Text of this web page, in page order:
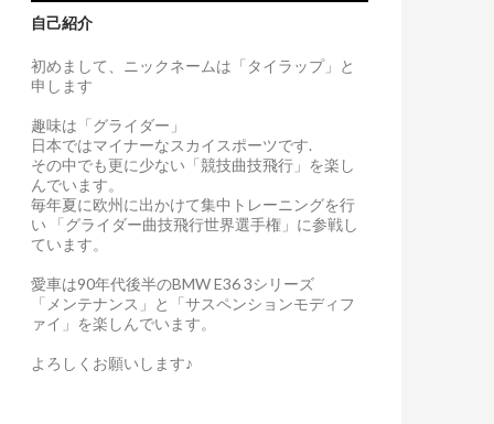
自己紹介
初めまして、ニックネームは「タイラップ」と
申します
趣味は「グライダー」
日本ではマイナーなスカイスポーツです.
その中でも更に少ない「競技曲技飛行」を楽し
んでいます。
毎年夏に欧州に出かけて集中トレーニングを行
い 「グライダー曲技飛行世界選手権」に参戦し
ています。
愛車は90年代後半のBMW E36 3シリーズ
「メンテナンス」と「サスペンションモディフ
ァイ」を楽しんでいます。
よろしくお願いします♪